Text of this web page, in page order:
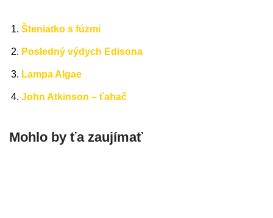
Šteniatko s fúzmi
Posledný výdych Edisona
Lampa Algae
John Atkinson – ťahač
Mohlo by ťa zaujímať